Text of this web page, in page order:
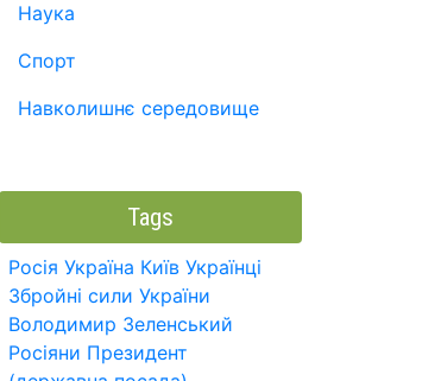
Наука
Спорт
Навколишнє середовище
Tags
Росія Україна Київ Українці
Збройні сили України
Володимир Зеленський
Росіяни Президент